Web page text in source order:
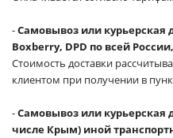
-Самовывоз или курьерская
Boxberry, DPD по всей
Стоимость доставки
клиентом при получении в
-Самовывоз или курьерская
числе Крым) иной